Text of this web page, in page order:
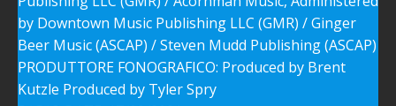
by Downtown Music Publishing LLC (GMR) / Ginger
Beer Music (ASCAP) / Steven Mudd Publishing (ASCAP)
PRODUTTORE FONOGRAFICO: Produced by Brent
Kutzle Produced by Tyler Spry